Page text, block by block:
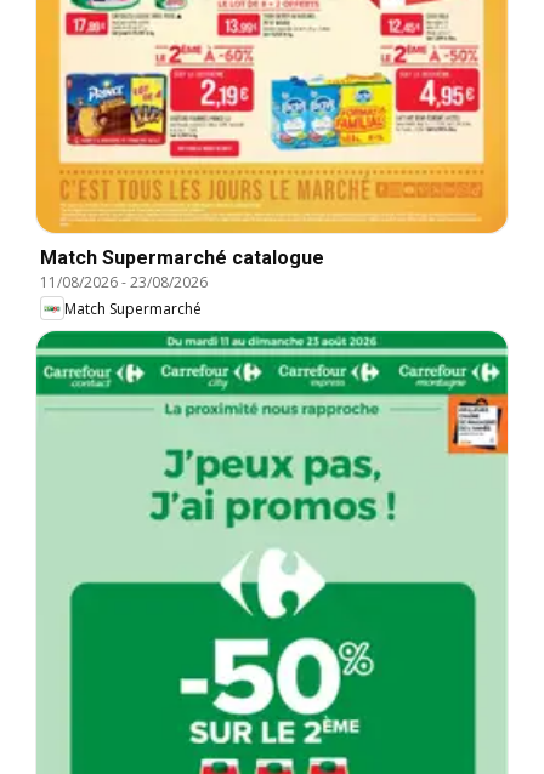
Match Supermarché catalogue
11/08/2026-23/08/2026
Match Supermarché